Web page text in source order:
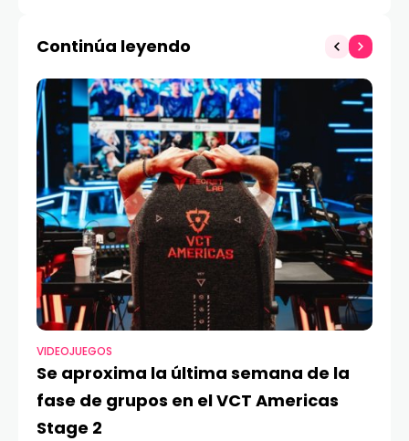
Continúa leyendo
VIDEOJUEGOS
Se aproxima la última semana de la
fase de grupos en el VCT Americas
Stage 2